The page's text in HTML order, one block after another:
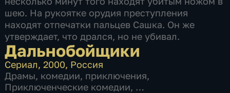
шею. На рукоятке орудия преступления
находят отпечатки пальцев Сашка. Он же
утверждает, что дрался, но не убивал.
Дальнобойщики
Сериал,2000, Россия
Драмы, комедии, приключения,
Приключенческие комедии,